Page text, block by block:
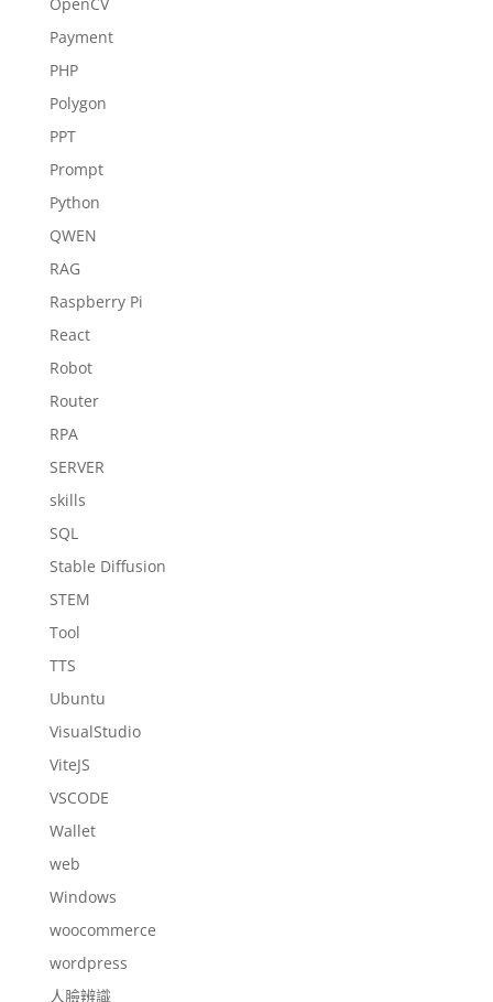
OpenCV
Payment
PHP
Polygon
PPT
Prompt
Python
QWEN
RAG
Raspberry Pi
React
Robot
Router
RPA
SERVER
skills
SQL
Stable Diffusion
STEM
Tool
TTS
Ubuntu
VisualStudio
ViteJS
VSCODE
Wallet
web
Windows
woocommerce
wordpress
人臉辨識